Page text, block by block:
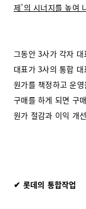
제’의 시너지를 높여
그동안 3사가 각자
대표가 3사의 통합
원가를 책정하고 운
구매를 하게 되면 구
원가 절감과 이익 개
✔ 롯데의 통합작업